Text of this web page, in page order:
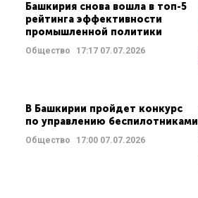
Башкирия снова вошла в топ-5
рейтинга эффективности
промышленной политики
Общество 17:1707.07.2026
В Башкирии пройдет конкурс
по управлению беспилотниками
Общество 17:0007.07.2026